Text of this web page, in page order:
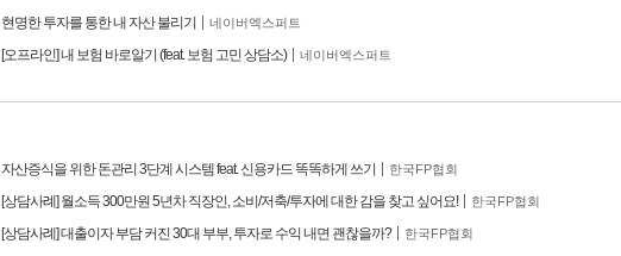
현명한 투자를 통한 내 자산 불리기 네이버엑스퍼트
[오프라인] 내 보험 바로알기 (feat. 보험 고민 상담소) 네이버엑스퍼트
자산증식을 위한 돈관리 3단계 시스템 feat. 신용카드 똑똑하게 쓰기 한국FP협회
[상담사례] 월소득 300만원 5년차 직장인, 소비/저축/투자에 대한 감을 찾고 싶어요! 한국FP협회
[상담사례] 대출이자 부담 커진 30대 부부, 투자로 수익 내면 괜찮을까? 한국FP협회